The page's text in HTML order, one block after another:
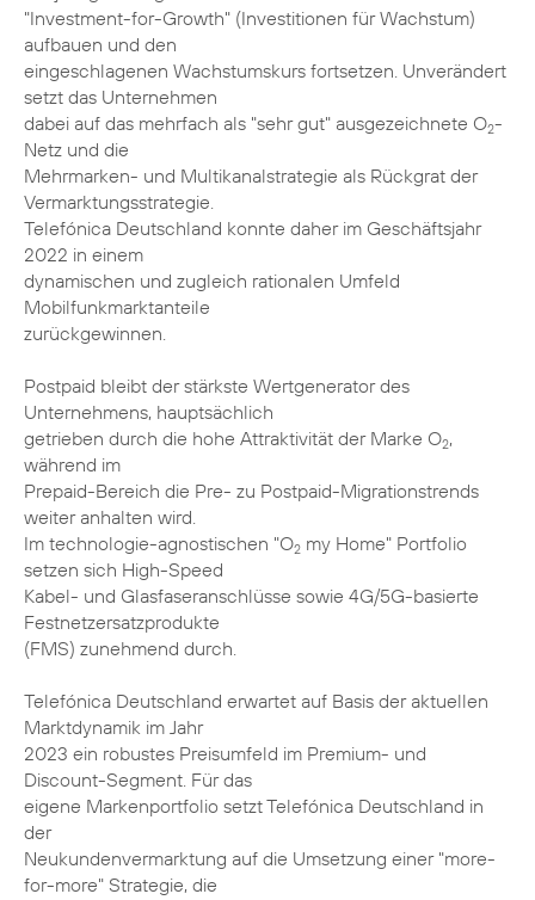
"Investment-for-Growth" (Investitionen für Wachstum)
aufbauen und den
eingeschlagenen Wachstumskurs fortsetzen. Unverändert
setzt das Unternehmen
dabei auf das mehrfach als "sehr gut" ausgezeichnete O2-
Netz und die
Mehrmarken- und Multikanalstrategie als Rückgrat der
Vermarktungsstrategie.
Telefónica Deutschland konnte daher im Geschäftsjahr
2022 in einem
dynamischen und zugleich rationalen Umfeld
Mobilfunkmarktanteile
zurückgewinnen.
Postpaid bleibt der stärkste Wertgenerator des
Unternehmens, hauptsächlich
getrieben durch die hohe Attraktivität der Marke O2,
während im
Prepaid-Bereich die Pre- zu Postpaid-Migrationstrends
weiter anhalten wird.
Im technologie-agnostischen "O2 my Home" Portfolio
setzen sich High-Speed
Kabel- und Glasfaseranschlüsse sowie 4G/5G-basierte
Festnetzersatzprodukte
(FMS) zunehmend durch.
Telefónica Deutschland erwartet auf Basis der aktuellen
Marktdynamik im Jahr
2023 ein robustes Preisumfeld im Premium- und
Discount-Segment. Für das
eigene Markenportfolio setzt Telefónica Deutschland in
der
Neukundenvermarktung auf die Umsetzung einer "more-
for-more" Strategie, die